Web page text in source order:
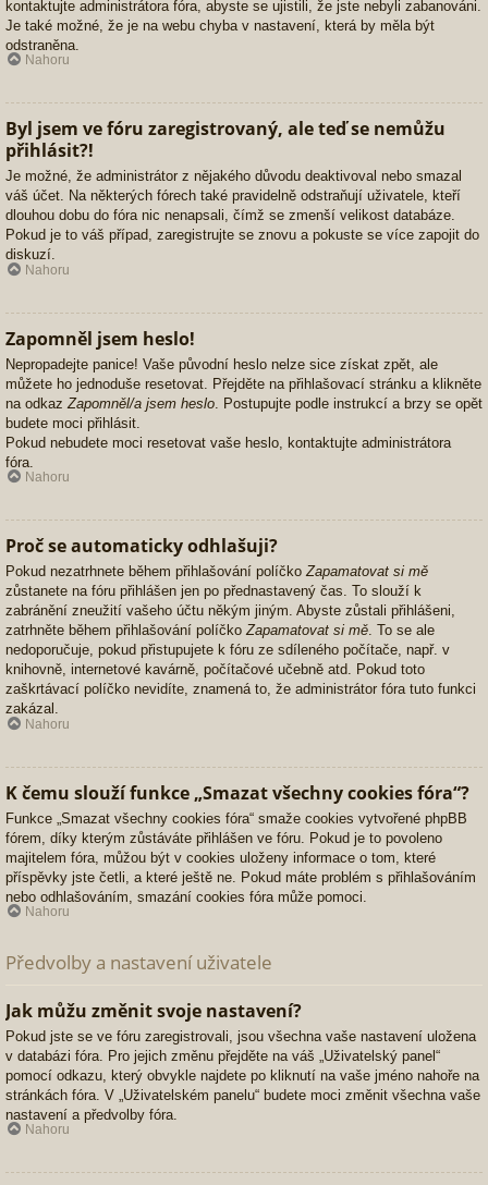
kontaktujte administrátora fóra, abyste se ujistili, že jste nebyli zabanováni.
Je také možné, že je na webu chyba v nastavení, která by měla být
odstraněna.
Nahoru
Byl jsem ve fóru zaregistrovaný, ale teď se nemůžu
přihlásit?!
Je možné, že administrátor z nějakého důvodu deaktivoval nebo smazal
váš účet. Na některých fórech také pravidelně odstraňují uživatele, kteří
dlouhou dobu do fóra nic nenapsali, čímž se zmenší velikost databáze.
Pokud je to váš případ, zaregistrujte se znovu a pokuste se více zapojit do
diskuzí.
Nahoru
Zapomněl jsem heslo!
Nepropadejte panice! Vaše původní heslo nelze sice získat zpět, ale
můžete ho jednoduše resetovat. Přejděte na přihlašovací stránku a klikněte
na odkaz Zapomněl/a jsem heslo . Postupujte podle instrukcí a brzy se opět
budete moci přihlásit.
Pokud nebudete moci resetovat vaše heslo, kontaktujte administrátora
fóra.
Nahoru
Proč se automaticky odhlašuji?
Pokud nezatrhnete během přihlašování políčkoZapamatovat si mě
zůstanete na fóru přihlášen jen po přednastavený čas. To slouží k
zabránění zneužití vašeho účtu někým jiným. Abyste zůstali přihlášeni,
zatrhněte během přihlašování políčkoZapamatovat si mě. To se ale
nedoporučuje, pokud přistupujete k fóru ze sdíleného počítače, např. v
knihovně, internetové kavárně, počítačové učebně atd. Pokud toto
zaškrtávací políčko nevidíte, znamená to, že administrátor fóra tuto funkci
zakázal.
Nahoru
K čemu slouží funkce „Smazat všechny cookies fóra“?
Funkce „Smazat všechny cookies fóra“ smaže cookies vytvořené phpBB
fórem, díky kterým zůstáváte přihlášen ve fóru. Pokud je to povoleno
majitelem fóra, můžou být v cookies uloženy informace o tom, které
příspěvky jste četli, a které ještě ne. Pokud máte problém s přihlašováním
nebo odhlašováním, smazání cookies fóra může pomoci.
Nahoru
Předvolby a nastavení uživatele
Jak můžu změnit svoje nastavení?
Pokud jste se ve fóru zaregistrovali, jsou všechna vaše nastavení uložena
v databázi fóra. Pro jejich změnu přejděte na váš „Uživatelský panel“
pomocí odkazu, který obvykle najdete po kliknutí na vaše jméno nahoře na
stránkách fóra. V „Uživatelském panelu“ budete moci změnit všechna vaše
nastavení a předvolby fóra.
Nahoru